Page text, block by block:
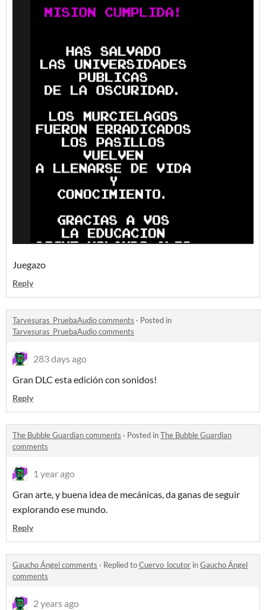
Juegazo
Reply
Tarvesuras_PruebaAudio comments · Posted in
Tarvesuras_PruebaAudio comments
283 days ago
Gran DLC esta edición con sonidos!
Reply
The Bubble Guardian comments · Posted inThe Bubble Guardian
comments
1 year ago
Gran arte, y buena idea de mecánicas, da ganas de seguir
explorando ese mundo.
Reply
Gaucho Ángel comments · Replied toCuervo_locutor inGaucho Ángel
comments
2 years ago